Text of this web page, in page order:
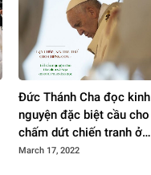
Đức Thánh Cha đọc kinh
nguyện đặc biệt cầu cho
chấm dứt chiến tranh ở
Ucraina
March 17, 2022